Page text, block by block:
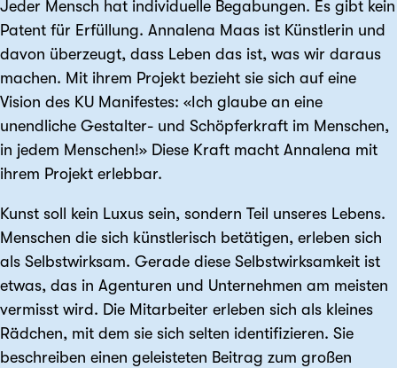
Jeder Mensch hat individuelle Begabungen. Es gibt kein
Patent für Erfüllung. Annalena Maas ist Künstlerin und
davon überzeugt, dass Leben das ist, was wir daraus
machen. Mit ihrem Projekt bezieht sie sich auf eine
Vision des KU Manifestes: «Ich glaube an eine
unendliche Gestalter- und Schöpfer­kraft im Menschen,
in jedem Menschen!» Diese Kraft macht Annalena mit
ihrem Projekt erlebbar.
Kunst soll kein Luxus sein, sondern Teil unseres Lebens.
Menschen die sich künstlerisch betätigen, erleben sich
als Selbstwirksam. Gerade diese Selbst­wirksamkeit ist
etwas, das in Agenturen und Unter­nehmen am meisten
vermisst wird. Die Mitarbeiter erleben sich als kleines
Rädchen, mit dem sie sich selten identifizieren. Sie
beschreiben einen geleisteten Beitrag zum großen